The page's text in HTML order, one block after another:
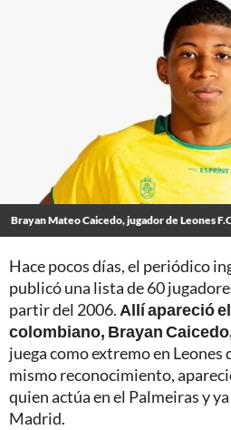
Brayan Mateo Caicedo, jugador de Leones
Hace pocos días, el periódico
publicó una lista de 60
partir del 2006. Allí apareció
colombiano, Brayan
juega como extremo en Leones
mismo reconocimiento,
quien actúa en el Palmeiras y
Madrid.